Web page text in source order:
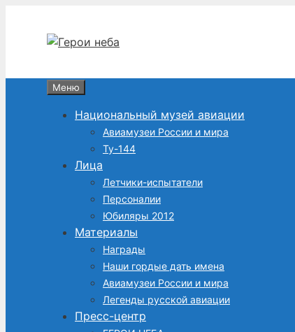
содержимому
Меню
Национальный музей авиации
Авиамузеи России и мира
Ту-144
Лица
Летчики-испытатели
Персоналии
Юбиляры 2012
Материалы
Награды
Наши гордые дать имена
Авиамузеи России и мира
Легенды русской авиации
Пресс-центр